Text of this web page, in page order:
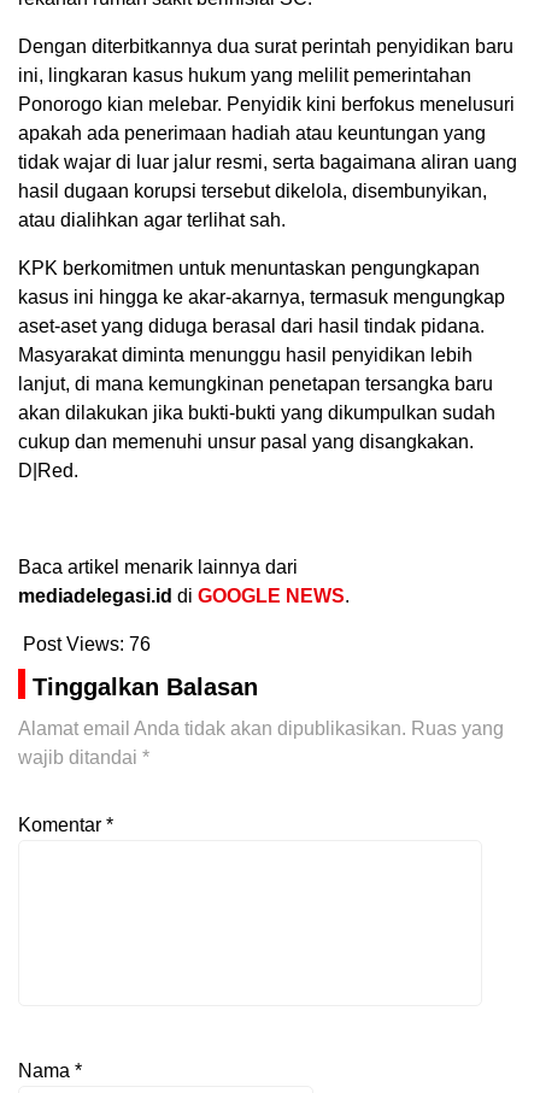
Dengan diterbitkannya dua surat perintah penyidikan baru
ini, lingkaran kasus hukum yang melilit pemerintahan
Ponorogo kian melebar. Penyidik kini berfokus menelusuri
apakah ada penerimaan hadiah atau keuntungan yang
tidak wajar di luar jalur resmi, serta bagaimana aliran uang
hasil dugaan korupsi tersebut dikelola, disembunyikan,
atau dialihkan agar terlihat sah.
KPK berkomitmen untuk menuntaskan pengungkapan
kasus ini hingga ke akar-akarnya, termasuk mengungkap
aset-aset yang diduga berasal dari hasil tindak pidana.
Masyarakat diminta menunggu hasil penyidikan lebih
lanjut, di mana kemungkinan penetapan tersangka baru
akan dilakukan jika bukti-bukti yang dikumpulkan sudah
cukup dan memenuhi unsur pasal yang disangkakan.
D|Red.
Baca artikel menarik lainnya dari
mediadelegasi.id di GOOGLE NEWS.
Post Views: 76
Tinggalkan Balasan
Alamat email Anda tidak akan dipublikasikan. Ruas yang
wajib ditandai *
Komentar *
Nama *